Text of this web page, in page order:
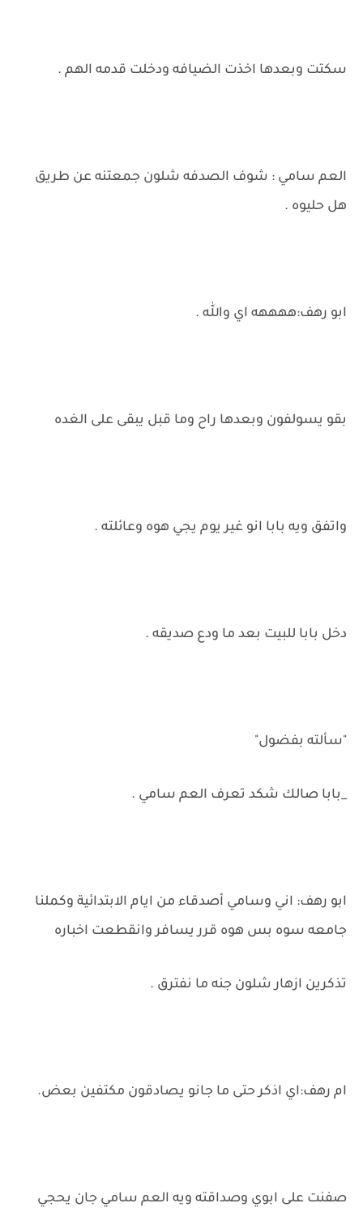
سكتت وبعدها اخذت الضيافه ودخلت قدمه الهم .
العم سامي : شوف الصدفه شلون جمعتنه عن طريق
هل حليوه .
ابو رهف:ههههه اي والله .
بقو يسولفون وبعدها راح وما قبل يبقى على الغده
واتفق ويه بابا انو غير يوم يجي هوه وعائلته .
دخل بابا للبيت بعد ما ودع صديقه .
"سألته بفضول"
_بابا صالك شكد تعرف العم سامي .
ابو رهف: اني وسامي أصدقاء من ايام الابتدائية وكملنا
جامعه سوه بس هوه قرر يسافر وانقطعت اخباره
تذكرين ازهار شلون جنه ما نفترق .
ام رهف:اي اذكر حتى ما جانو يصادقون مكتفين بعض.
صفنت على ابوي وصداقته ويه العم سامي جان يحجي